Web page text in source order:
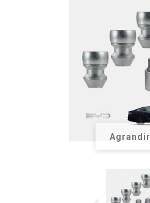
Agrandir